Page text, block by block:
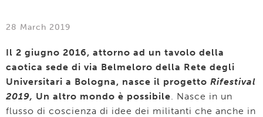
28 March 2019
Il 2 giugno 2016, attorno ad un tavolo della
caotica sede di via Belmeloro della Rete degli
Universitari a Bologna, nasce il progetto Rifestival
2019, Un altro mondo è possibile. Nasce in un
flusso di coscienza di idee dei militanti che anche in